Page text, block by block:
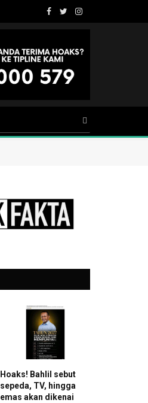
Facebook
TwitterInstagram
Hoaks! Bahlil sebut
sepeda, TV, hingga
emas akan dikenai